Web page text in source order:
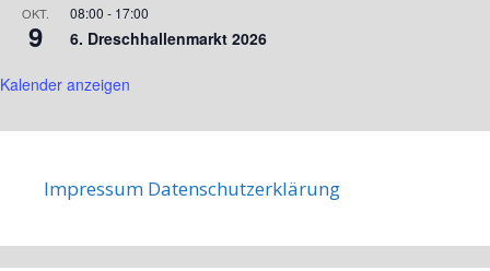
OKT.
9
08:00 - 17:00
6. Dreschhallenmarkt 2026
Kalender anzeigen
Impressum Datenschutzerklärung